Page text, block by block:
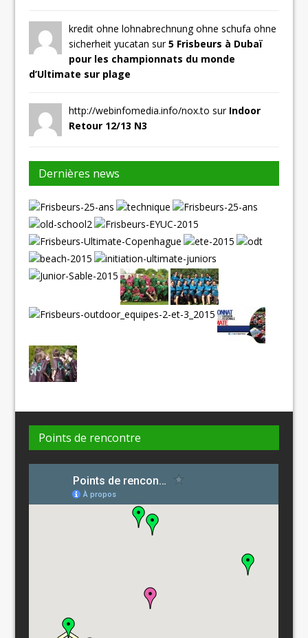
kredit ohne lohnabrechnung ohne schufa ohne
sicherheit yucatan sur5 Frisbeurs à Dubaï
pour les championnats du monde
d’Ultimate sur plage
http://webinfomedia.info/nox.to sur Indoor
Retour 12/13 N3
Dernières news
Points de rencontre